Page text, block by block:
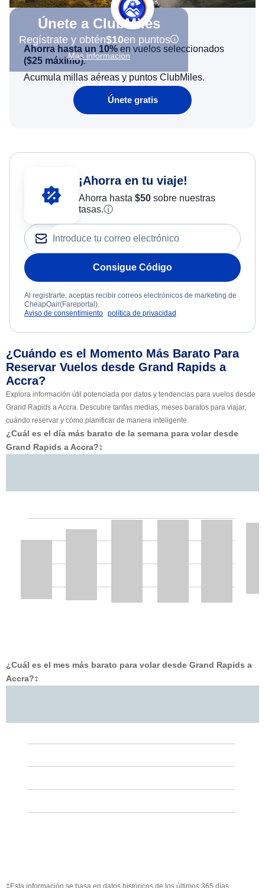
Únete a ClubMiles
Regístrate y obtén$10en puntos
Más información
Ahorra hasta un 10% en vuelos seleccionados
($25 máximo).
Acumula millas aéreas y puntos ClubMiles.
Únete gratis
¡Ahorra en tu viaje!
Ahorra hasta $50sobre nuestras
tasas.ⓘ
Consigue Código
Al registrarte, aceptas recibir correos electrónicos de marketing de
CheapOair(Fareportal).
Aviso de consentimiento política de privacidad
¿Cuándo es el Momento Más Barato Para
Reservar Vuelos desde Grand Rapids a
Accra?
Explora información útil potenciada por datos y tendencias para vuelos desde
Grand Rapids a Accra. Descubre tarifas medias, meses baratos para viajar,
cuándo reservar y cómo planificar de manera inteligente.
¿Cuál es el día más barato de la semana para volar desde
Grand Rapids a Accra?‡
¿Cuál es el mes más barato para volar desde Grand Rapids a
Accra?‡